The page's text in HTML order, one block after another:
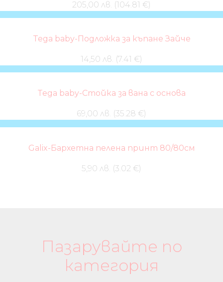
205,00 лв. (104.81 €)
Tega baby-Подложка за къпане Зайче
14,50 лв. (7.41 €)
Tega baby-Стойка за вана с основа
69,00 лв. (35.28 €)
Galix-Бархетна пелена принт 80/80см
5,90 лв. (3.02 €)
Пазарувайте по
категория